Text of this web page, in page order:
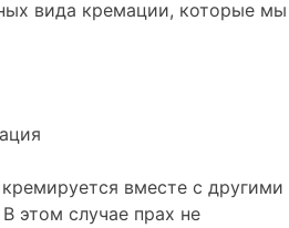
вида кремации, которые мы
вместе с другими
этом случае прах не